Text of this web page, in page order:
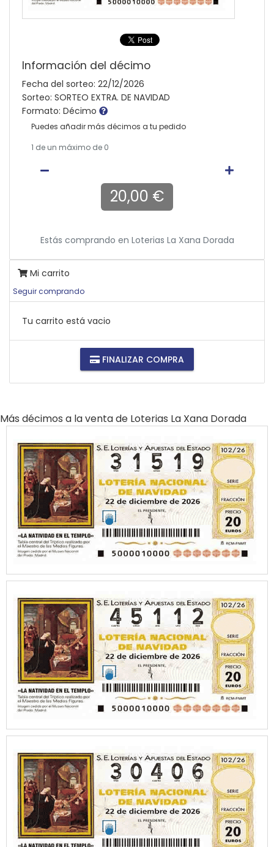
Información del décimo
Fecha del sorteo: 22/12/2026
Sorteo: SORTEO EXTRA. DE NAVIDAD
Formato: Décimo
Puedes añadir más décimos a tu pedido
1 de un máximo de 0
20,00 €
Estás comprando en Loterias La Xana Dorada
Mi carrito
Seguir comprando
Tu carrito está vacio
FINALIZAR COMPRA
Más décimos a la venta de Loterias La Xana Dorada